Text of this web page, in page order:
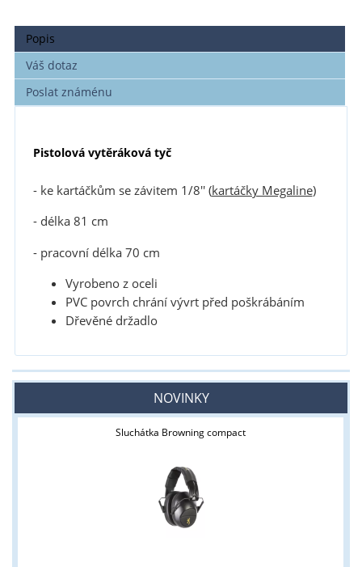
Popis
Váš dotaz
Poslat známénu
Pistolová vytěráková tyč
- ke kartáčkům se závitem 1/8'' (kartáčky Megaline)
- délka 81 cm
- pracovní délka 70 cm
Vyrobeno z oceli
PVC povrch chrání vývrt před poškrábáním
Dřevěné držadlo
NOVINKY
Sluchátka Browning compact